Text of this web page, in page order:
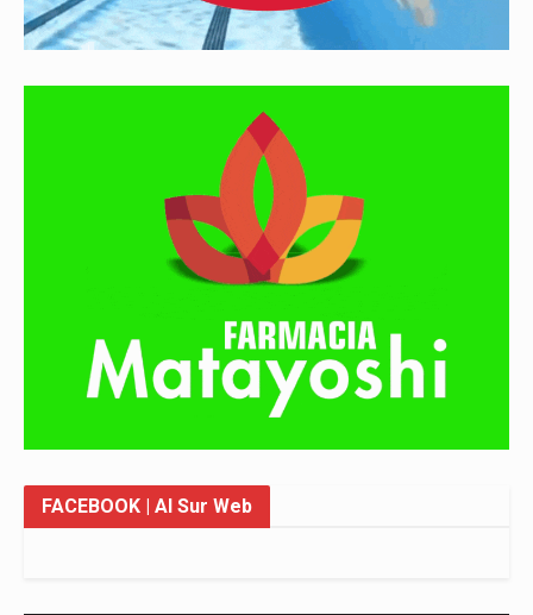
FACEBOOK | Al Sur Web